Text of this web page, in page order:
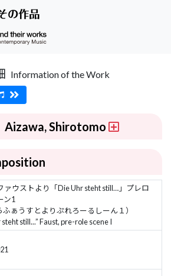
Information of the Work
Shirotomo
ァウストより「Die Uhr steht still…」プレロ
ン1
ふぁうすとよりぷれろーるしーん１）
steht still...” Faust, pre-role scene I